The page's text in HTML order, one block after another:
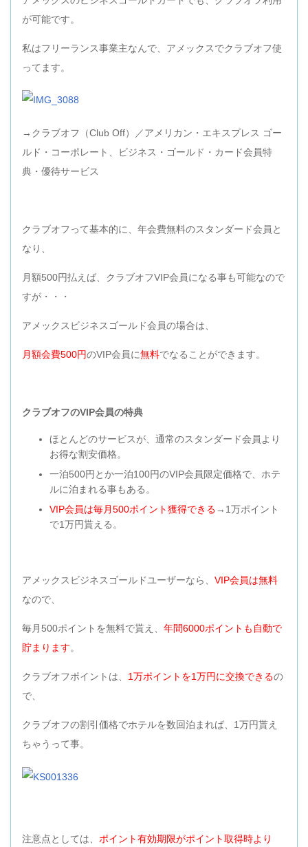
が可能です。
私はフリーランス事業主なんで、アメックスでクラブオフ使
ってます。
→クラブオフ（Club Off）／アメリカン・エキスプレス ゴー
ルド・コーポレート、ビジネス・ゴールド・カード会員特
典・優待サービス
クラブオフって基本的に、年会費無料のスタンダード会員と
なり、
月額500円払えば、クラブオフVIP会員になる事も可能なので
すが・・・
アメックスビジネスゴールド会員の場合は、
月額会費500円のVIP会員に無料でなることができます。
クラブオフのVIP会員の特典
ほとんどのサービスが、通常のスタンダード会員より
お得な割安価格。
一泊500円とか一泊100円のVIP会員限定価格で、ホテ
ルに泊まれる事もある。
VIP会員は毎月500ポイント獲得できる →1万ポイント
で1万円貰える。
アメックスビジネスゴールドユーザーなら、 VIP会員は無料
なので、
毎月500ポイントを無料で貰え、 年間6000ポイントも自動で
貯まります。
クラブオフポイントは、 1万ポイントを1万円に交換できるの
で、
クラブオフの割引価格でホテルを数回泊まれば、1万円貰え
ちゃうって事。
注意点としては、 ポイント有効期限がポイント取得時より